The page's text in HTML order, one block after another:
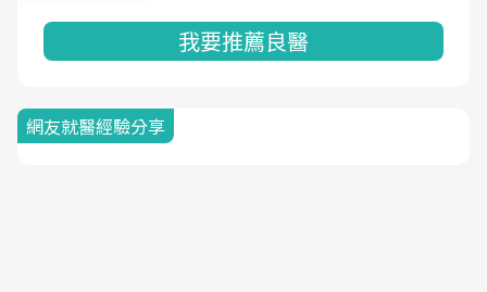
我要推薦良醫
網友就醫經驗分享